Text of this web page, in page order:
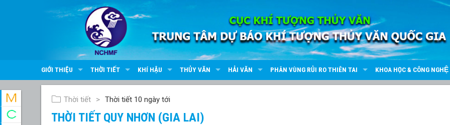
GIỚI THIỆU THỜI TIẾT KHÍ HẬU THỦY VĂN HẢI VĂN PHÂN VÙNG RỦI RO THIÊN TAI KHOA HỌC & CÔNG NGHỆ
Thời tiết Thời tiết 10 ngày tới
THỜI TIẾT QUY NHƠN (GIA LAI)